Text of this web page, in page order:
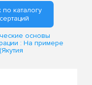
каталогу
основы
: На примере